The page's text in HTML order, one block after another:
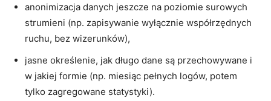
anonimizacja danych jeszcze na poziomie surowych
strumieni (np. zapisywanie wyłącznie współrzędnych
ruchu, bez wizerunków),
jasne określenie, jak długo dane są przechowywane i
w jakiej formie (np. miesiąc pełnych logów, potem
tylko zagregowane statystyki).